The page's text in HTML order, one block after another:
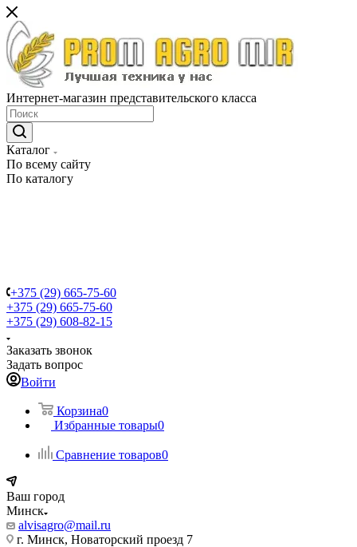
Интернет-магазин представительского класса
Каталог
По всему сайту
По каталогу
+375 (29) 665-75-60
+375 (29) 665-75-60
+375 (29) 608-82-15
Заказать звонок
Задать вопрос
Войти
Корзина0
Избранные товары0
Сравнение товаров0
Ваш город
Минск
alvisagro@mail.ru
г. Минск, Новаторский проезд 7